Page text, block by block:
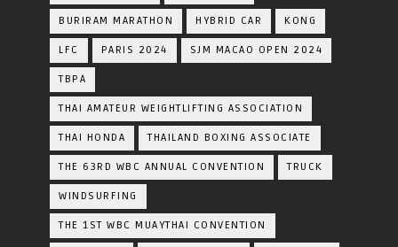
BURIRAM MARATHON HYBRID CAR KONG
LFC PARIS 2024 SJM MACAO OPEN 2024
TBPA
THAI AMATEUR WEIGHTLIFTING ASSOCIATION
THAI HONDA THAILAND BOXING ASSOCIATE
THE 63RD WBC ANNUAL CONVENTION TRUCK
WINDSURFING
THE 1ST WBC MUAYTHAI CONVENTION